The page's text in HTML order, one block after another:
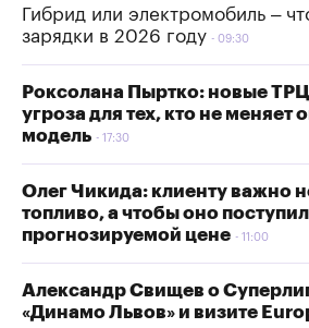
Гибрид или электромобиль –
зарядки в 2026 году
09:30
Роксолана Пыртко: новые
угроза для тех, кто не
модель
17:30
Олег Чикида: клиенту важно
топливо, а чтобы оно
прогнозируемой цене
11:00
Александр Свищев о
«Динамо Львов» и визите